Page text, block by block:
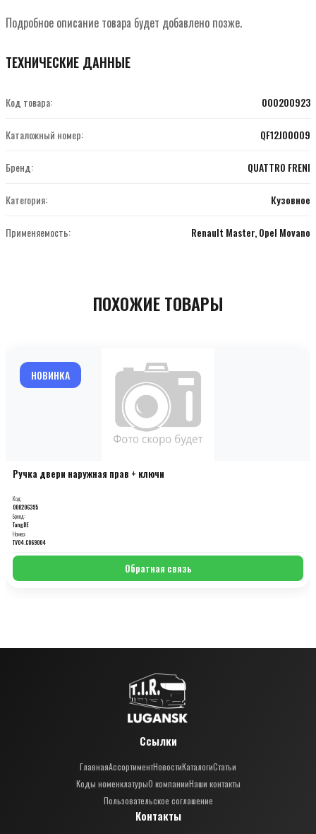
Подробное описание товара будет добавлено позже.
ТЕХНИЧЕСКИЕ ДАННЫЕ
Код товара: 000200923
Каталожный номер: QF12J00009
Бренд: QUATTRO FRENI
Категория: Кузовное
Применяемость: Renault Master, Opel Movano
ПОХОЖИЕ ТОВАРЫ
НОВИНКА
Ручка двери наружная прав + ключи
Код:
000206395
Бренд:
TangDE
Номер:
TV04.C069004
Обратная связь
Ссылки
ГлавнаяАссортиментНовостиКаталогиСтатьи
Коды номенклатурыО компанииНаши контакты
Пользовательское соглашение
Контакты